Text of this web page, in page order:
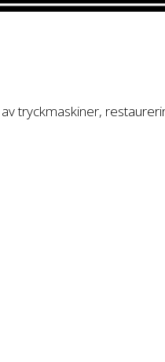
tryckmaskiner,